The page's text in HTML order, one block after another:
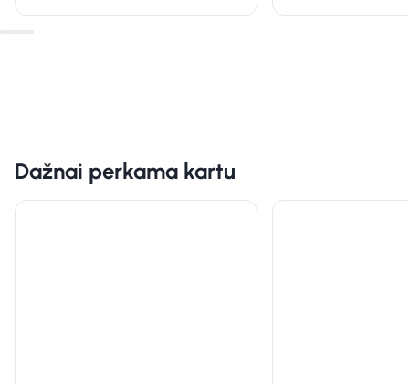
Dažnai perkama kartu